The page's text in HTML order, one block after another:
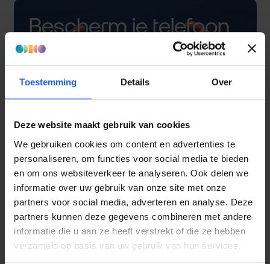
Toestemming Details Over
Deze website maakt gebruik van cookies
We gebruiken cookies om content en advertenties te
personaliseren, om functies voor social media te bieden
en om ons websiteverkeer te analyseren. Ook delen we
informatie over uw gebruik van onze site met onze
partners voor social media, adverteren en analyse. Deze
partners kunnen deze gegevens combineren met andere
informatie die u aan ze heeft verstrekt of die ze hebben
verzameld op basis van uw gebruik van hun services.
Bescherm je telefoon
met een hoesje